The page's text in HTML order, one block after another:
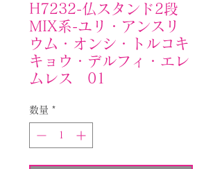
H7232-仏スタンド2段
MIX系-ユリ・アンスリ
ウム・オンシ・トルコキ
キョウ・デルフィ・エレ
ムレス 01
数量 *